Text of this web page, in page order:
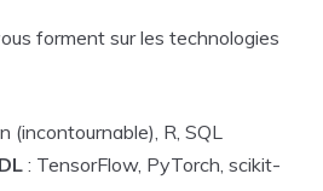
forment sur les technologies
(incontournable), R, SQL
: TensorFlow, PyTorch, scikit-